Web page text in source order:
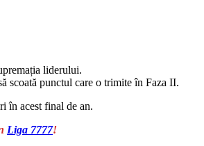
liderului.
scoată punctul care o trimite în Faza II.
în acest final de an.
Liga 7777!